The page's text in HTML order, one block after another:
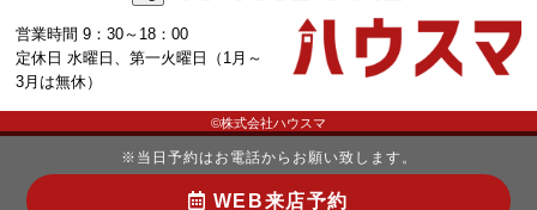
営業時間 9：30～18：00
定休日 水曜日、第一火曜日（1月～
3月は無休）
©株式会社ハウスマ
※当日予約はお電話からお願い致します。
WEB来店予約